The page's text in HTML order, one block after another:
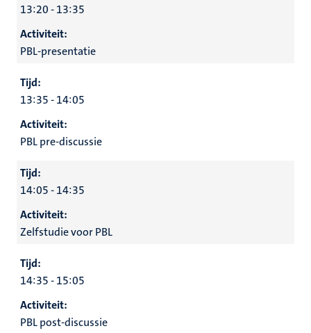
13:20 - 13:35
Activiteit:
PBL-presentatie
Tijd:
13:35 - 14:05
Activiteit:
PBL pre-discussie
Tijd:
14:05 - 14:35
Activiteit:
Zelfstudie voor PBL
Tijd:
14:35 - 15:05
Activiteit:
PBL post-discussie